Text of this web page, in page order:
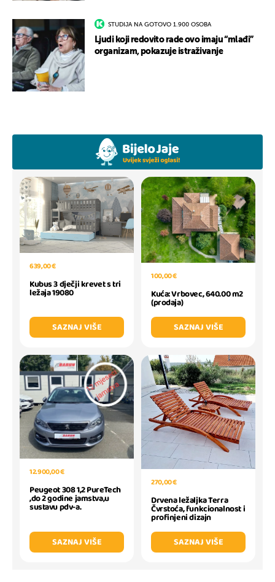
STUDIJA NA GOTOVO 1.900 OSOBA
Ljudi koji redovito rade ovo imaju “mlađi”
organizam, pokazuje istraživanje
639,00 €
Kubus 3 dječji krevet s tri
ležaja 19080
SAZNAJ VIŠE
100,00 €
Kuća: Vrbovec, 640.00 m2
(prodaja)
SAZNAJ VIŠE
12.900,00 €
Peugeot 308 1,2 PureTech
,do 2 godine jamstva,u
sustavu pdv-a.
SAZNAJ VIŠE
270,00 €
Drvena ležaljka Terra
Čvrstoća, funkcionalnost i
profinjeni dizajn
SAZNAJ VIŠE